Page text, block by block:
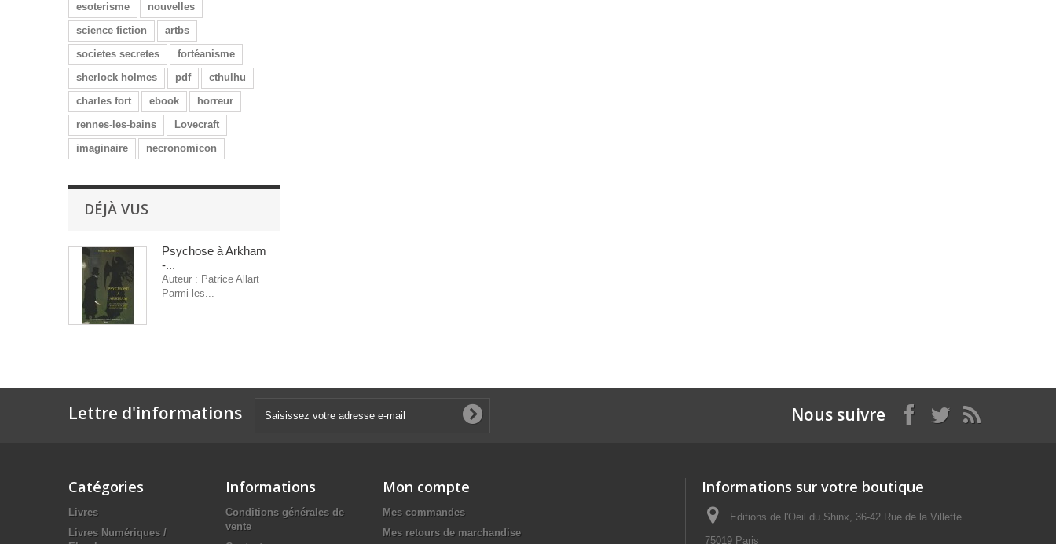
esoterisme
nouvelles
science fiction
artbs
societes secretes
fortéanisme
sherlock holmes
pdf
cthulhu
charles fort
ebook
horreur
rennes-les-bains
Lovecraft
imaginaire
necronomicon
DÉJÀ VUS
Psychose à Arkham
-...
Auteur : Patrice Allart
Parmi les...
Lettre d'informations Nous suivre
Catégories
Livres
Livres Numériques /
Informations
Conditions générales de
vente
Mon compte
Mes commandes
Mes retours de marchandise
Informations sur votre boutique
Editions de l'Oeil du Shinx, 36-42 Rue de la Villette
75019 Paris